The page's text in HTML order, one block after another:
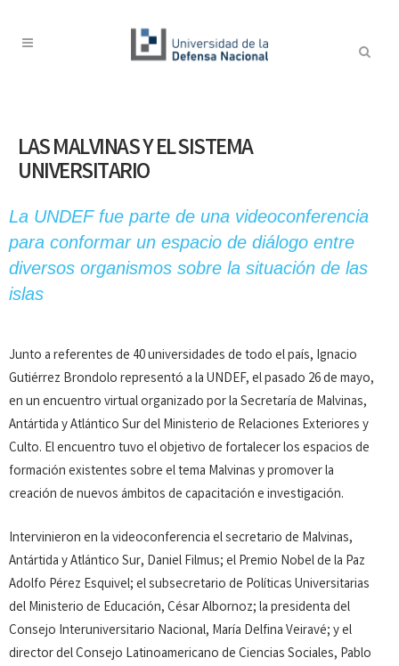
LAS MALVINAS Y EL SISTEMA
UNIVERSITARIO
La UNDEF fue parte de una videoconferencia
para conformar un espacio de diálogo entre
diversos organismos sobre la situación de las
islas
Junto a referentes de 40 universidades de todo el país, Ignacio
Gutiérrez Brondolo representó a la UNDEF, el pasado 26 de mayo,
en un encuentro virtual organizado por la Secretaría de Malvinas,
Antártida y Atlántico Sur del Ministerio de Relaciones Exteriores y
Culto. El encuentro tuvo el objetivo de fortalecer los espacios de
formación existentes sobre el tema Malvinas y promover la
creación de nuevos ámbitos de capacitación e investigación.
Intervinieron en la videoconferencia el secretario de Malvinas,
Antártida y Atlántico Sur, Daniel Filmus; el Premio Nobel de la Paz
Adolfo Pérez Esquivel; el subsecretario de Políticas Universitarias
del Ministerio de Educación, César Albornoz; la presidenta del
Consejo Interuniversitario Nacional, María Delfina Veiravé; y el
director del Consejo Latinoamericano de Ciencias Sociales, Pablo